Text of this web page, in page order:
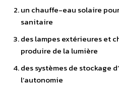
un chauffe-eau solaire
sanitaire
des lampes extérieures et
produire de la lumière
des systèmes de stockage
l’autonomie